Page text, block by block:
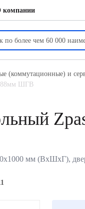
компании
(коммутационные) и
ШГВ
мм (ВхШхГ),